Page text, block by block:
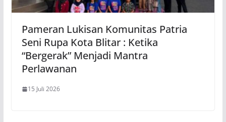
Pameran Lukisan Komunitas Patria
Seni Rupa Kota Blitar : Ketika
“Bergerak” Menjadi Mantra
Perlawanan
15 Juli 2026